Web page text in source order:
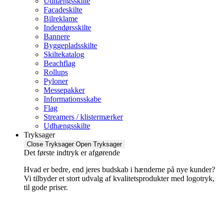
Facadeskilte
Bilreklame
Indendørsskilte
Bannere
Byggepladsskilte
Skiltekatalog
Beachflag
Rollups
Pyloner
Messepakker
Informationsskabe
Flag
Streamers / klistermærker
Udhængsskilte
Tryksager
Close Tryksager Open Tryksager
Det første indtryk er afgørende
Hvad er bedre, end jeres budskab i hænderne på nye kunder?
Vi tilbyder et stort udvalg af kvalitetsprodukter med logotryk,
til gode priser.